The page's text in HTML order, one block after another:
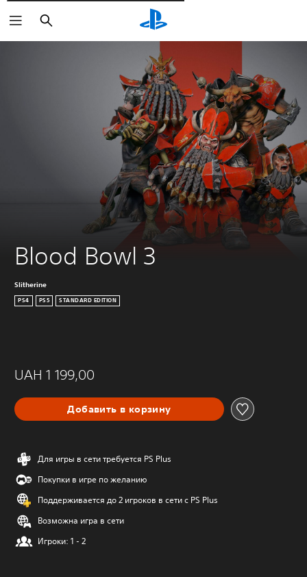
Поиск
Blood Bowl 3
Slitherine
PS4 PS5 STANDARD EDITION
UAH 1 199,00
Добавить в корзину
Для игры в сети требуется PS Plus
Покупки в игре по желанию
Поддерживается до 2 игроков в сети с PS Plus
Возможна игра в сети
Игроки: 1 - 2